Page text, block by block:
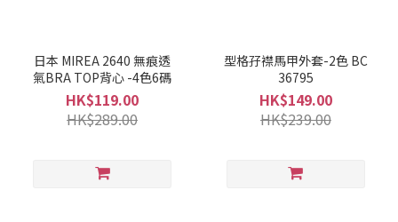
日本 MIREA 2640 無痕透
氣BRA TOP背心 -4色6碼
HK$119.00
HK$289.00
型格孖襟馬甲外套-2色 BC
36795
HK$149.00
HK$239.00